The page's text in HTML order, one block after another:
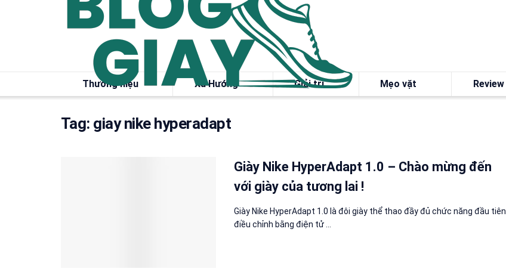
Thương hiệu Xu Hướng Giải trí Mẹo vặt Review
Tag: giay nike hyperadapt
Giày Nike HyperAdapt 1.0 – Chào mừng đến
với giày của tương lai !
Giày Nike HyperAdapt 1.0 là đôi giày thể thao đầy đủ chức năng đầu tiên
điều chỉnh bằng điện tử ...